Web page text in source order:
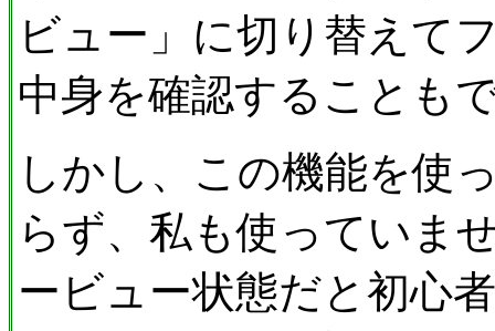
ビュー」に切り替えて
中身を確認することも
しかし、この機能を使
らず、私も使っていま
ービュー状態だと初心